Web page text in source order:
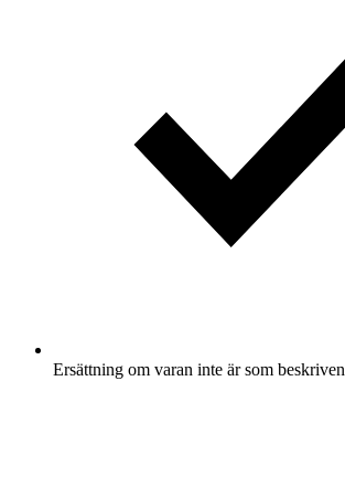
Ersättning om varan inte är som beskriven